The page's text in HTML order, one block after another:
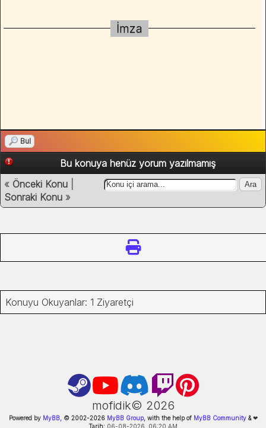
İmza
Bul
Bu konuya henüz yorum yazılmamış
« Önceki Konu
Sonraki Konu »
Konuyu Okuyanlar: 1 Ziyaretçi
mofidik© 2026
Powered by MyBB, © 2002-2026MyBB Group, with the help of MyBB Community&❤
Tarih: 06-08-2026, 06:20 AM